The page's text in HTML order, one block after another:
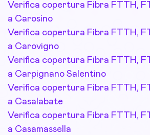
Verifica copertura Fibra FTTH,
a Carosino
Verifica copertura Fibra FTTH,
a Carovigno
Verifica copertura Fibra FTTH,
a Carpignano Salentino
Verifica copertura Fibra FTTH,
a Casalabate
Verifica copertura Fibra FTTH,
a Casamassella